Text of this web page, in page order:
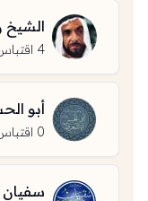
الشيخ
4
أبو
0
سفيان